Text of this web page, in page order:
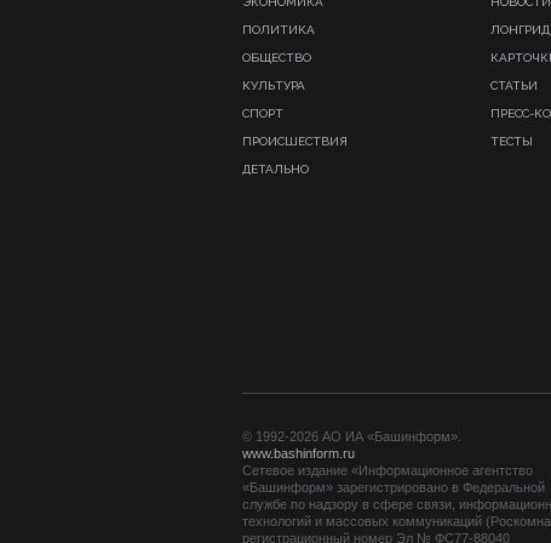
ПОЛИТИКА
ОБЩЕСТВО
КУЛЬТУРА
СПОРТ
ПРОИСШЕСТВИЯ
ДЕТАЛЬНО
СТАТЬИ
ПРЕСС-
ТЕСТЫ
© 1992-2026 АО ИА «Башинформ».
www.bashinform.ru
Сетевое издание «Информационное агентство
«Башинформ» зарегистрировано в Федеральной
службе по надзору в сфере связи,
технологий и массовых коммуникаций
регистрационный номер Эл № ФС77-88040